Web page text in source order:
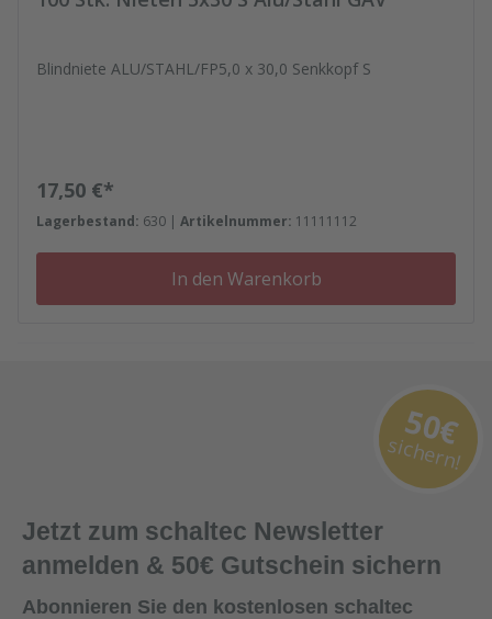
Blindniete ALU/STAHL/FP5,0 x 30,0 Senkkopf S
Regulärer Preis:
17,50 €*
Lagerbestand: 630 | Artikelnummer: 11111112
In den Warenkorb
Jetzt zum schaltec Newsletter
anmelden & 50€ Gutschein sichern
Abonnieren Sie den kostenlosen schaltec
50€
sichern!